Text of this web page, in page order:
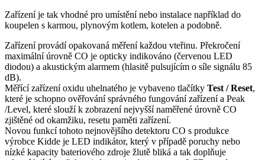
Zařízení je tak vhodné pro umístění nebo instalace například do
koupelen s karmou, plynovým kotlem, kotelen a podobně.
Zařízení provádí opakovaná měření každou vteřinu. Překročení
maximální úrovně CO je opticky indikováno (červenou LED
diodou) a akustickým alarmem (hlasitě pulsujícím o síle signálu 85
dB).
Měřící zařízení oxidu uhelnatého je vybaveno tlačítky Test / Reset,
které je schopno ověřování správného fungování zařízení a Peak
/Level, které slouží k zobrazení nejvyšší naměřené úrovně CO
zjištěné od okamžiku, resetu paměti zařízení.
Novou funkcí tohoto nejnovějšího detektoru CO s produkce
výrobce Kidde je LED indikátor, který v případě poruchy nebo
nízké kapacity bateriového zdroje žlutě bliká a tak doplňuje